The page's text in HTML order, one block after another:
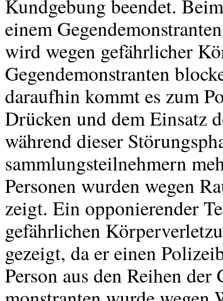
Kundgebung beendet.
einem
wird wegen gefährlicher
Gegendemonstranten
daraufhin kommt es zum
Drücken und dem Einsatz
während dieser
sammlungsteilnehmern
Personen wurden wegen
zeigt. Ein opponierender
gefährlichen
gezeigt, da er einen
Person aus den Reihen der